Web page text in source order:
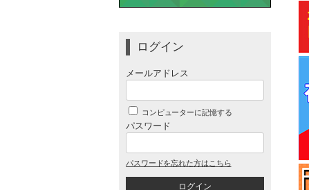
ログイン
メールアドレス
コンピューターに記憶する
パスワード
パスワードを忘れた方はこちら